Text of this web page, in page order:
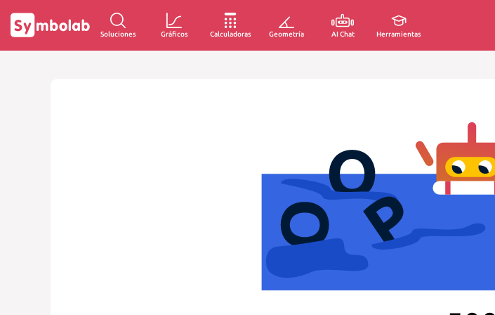
Soluciones Gráficos Calculadoras Geometría AI Chat Herramientas